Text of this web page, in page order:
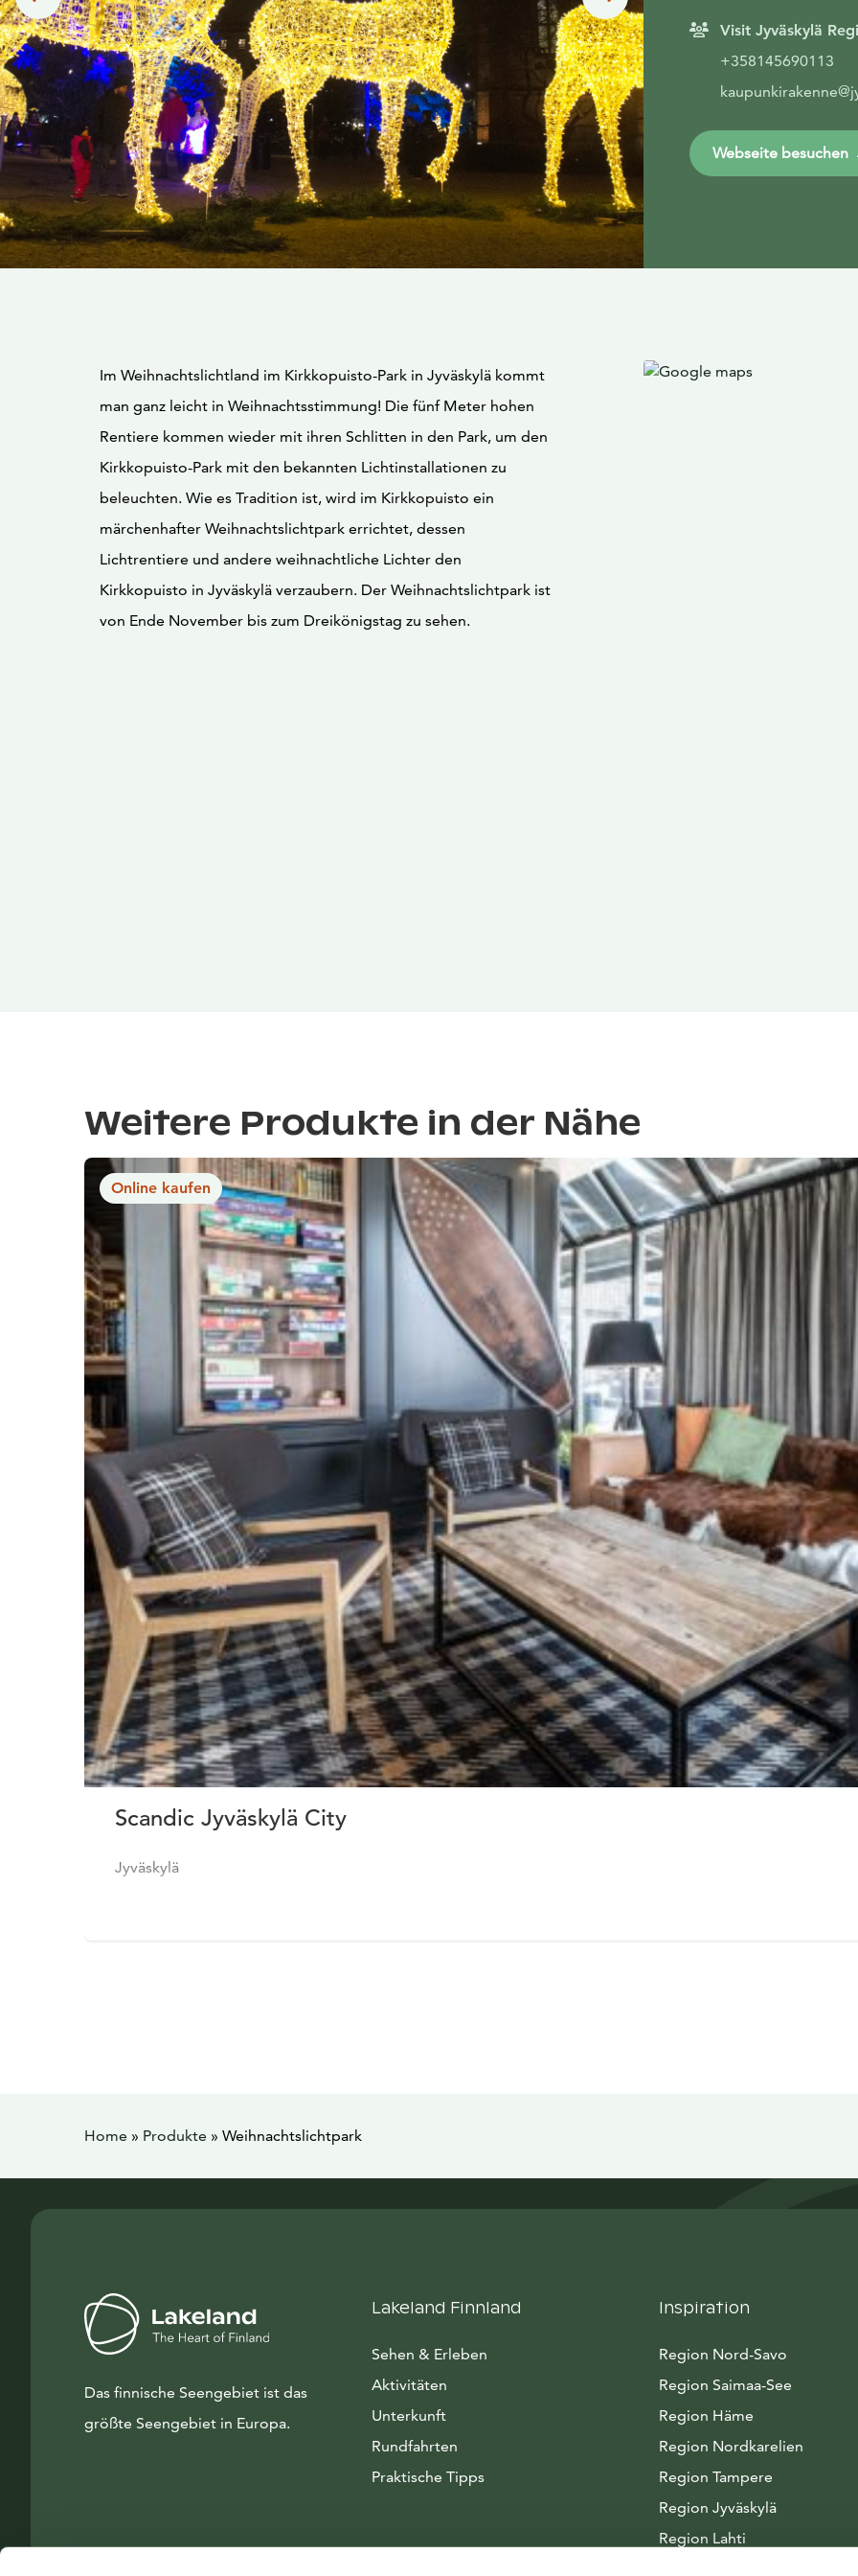
Visit Jyväskylä
+358145690113
Webseite besuchen
Im Weihnachtslichtland im Kirkkopuisto-Park in Jyväskylä kommt
man ganz leicht in Weihnachtsstimmung! Die fünf Meter hohen
Rentiere kommen wieder mit ihren Schlitten in den Park, um den
Kirkkopuisto-Park mit den bekannten Lichtinstallationen zu
beleuchten. Wie es Tradition ist, wird im Kirkkopuisto ein
märchenhafter Weihnachtslichtpark errichtet, dessen
Lichtrentiere und andere weihnachtliche Lichter den
Kirkkopuisto in Jyväskylä verzaubern. Der Weihnachtslichtpark ist
von Ende November bis zum Dreikönigstag zu sehen.
Weitere Produkte in der Nähe
Online kaufen
Scandic Jyväskylä City
Jyväskylä
Home » Produkte » Weihnachtslichtpark
Das finnische Seengebiet ist das
größte Seengebiet in Europa.
Lakeland Finnland
Sehen & Erleben
Aktivitäten
Unterkunft
Rundfahrten
Praktische Tipps
Inspiration
Region Nord-Savo
Region Saimaa-See
Region Häme
Region Nordkarelien
Region Tampere
Region Jyväskylä
Region Lahti